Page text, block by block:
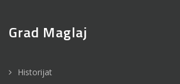
Grad Maglaj
Historijat